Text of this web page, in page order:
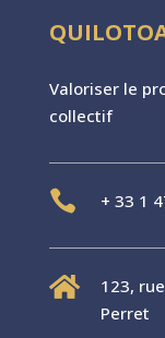
Valoriser le
collectif
 + 33 1

123,
Perret